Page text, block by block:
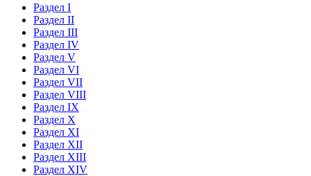
Раздел I
Раздел II
Раздел III
Раздел IV
Раздел V
Раздел VI
Раздел VII
Раздел VIII
Раздел IX
Раздел X
Раздел XI
Раздел XII
Раздел XIII
Раздел XIV